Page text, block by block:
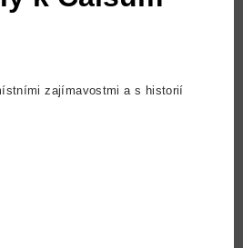
zajímavostmi a s historií